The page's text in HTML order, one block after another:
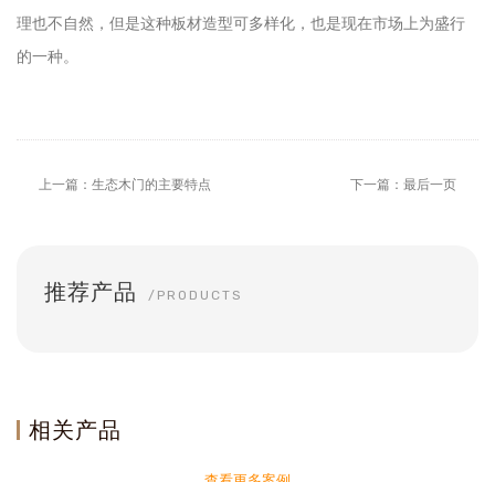
理也不自然，但是这种板材造型可多样化，也是现在市场上为盛行
的一种。
上一篇：生态木门的主要特点 下一篇：最后一页
推荐产品 /PRODUCTS
相关产品